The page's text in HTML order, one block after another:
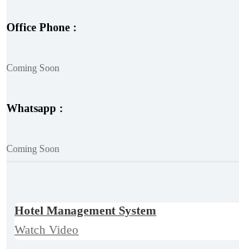
Office Phone :
Coming Soon
Whatsapp :
Coming Soon
Hotel Management System
Watch Video